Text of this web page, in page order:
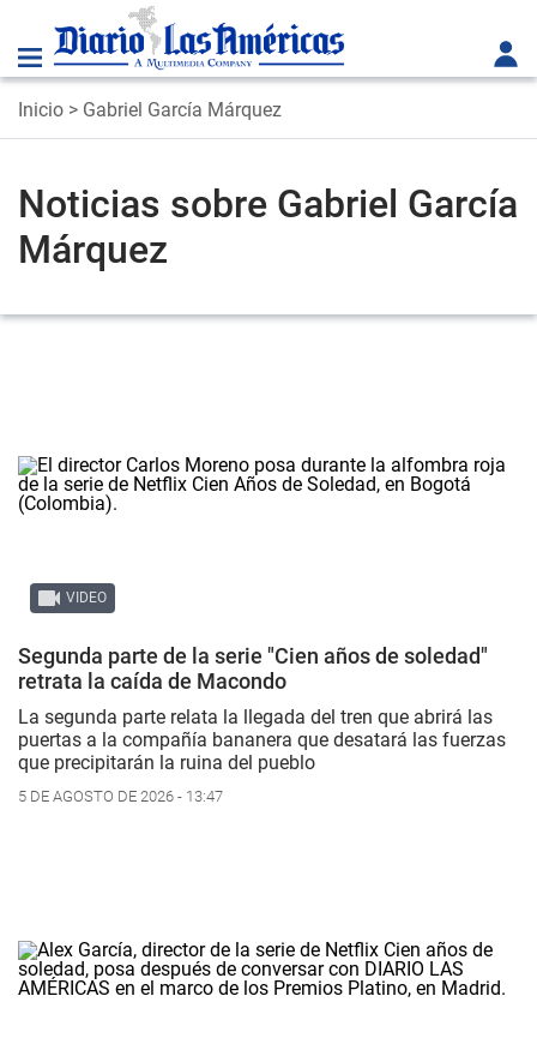
Inicio > Gabriel García Márquez
Noticias sobre Gabriel García
Márquez
VIDEO
Segunda parte de la serie "Cien años de soledad"
retrata la caída de Macondo
La segunda parte relata la llegada del tren que abrirá las
puertas a la compañía bananera que desatará las fuerzas
que precipitarán la ruina del pueblo
5 DE AGOSTO DE 2026 - 13:47